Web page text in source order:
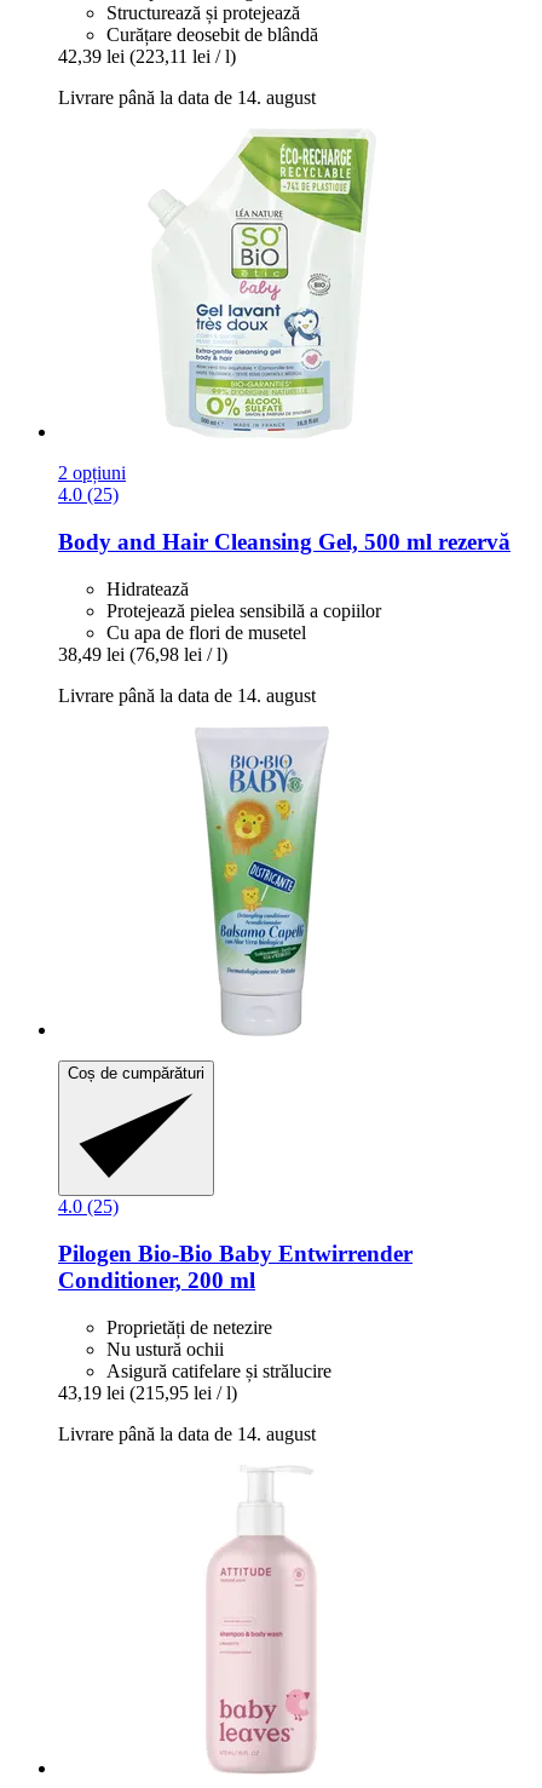
Structurează și protejează
Curățare deosebit de blândă
42,39 lei (223,11 lei / l)
Livrare până la data de 14. august
2 opțiuni
4.0 (25)
Body and Hair Cleansing Gel, 500 ml rezervă
Hidratează
Protejează pielea sensibilă a copiilor
Cu apa de flori de musetel
38,49 lei (76,98 lei / l)
Livrare până la data de 14. august
Coș de cumpărături
4.0 (25)
Pilogen Bio-​Bio Baby Entwirrender
Conditioner, 200 ml
Proprietăți de netezire
Nu ustură ochii
Asigură catifelare și strălucire
43,19 lei (215,95 lei / l)
Livrare până la data de 14. august